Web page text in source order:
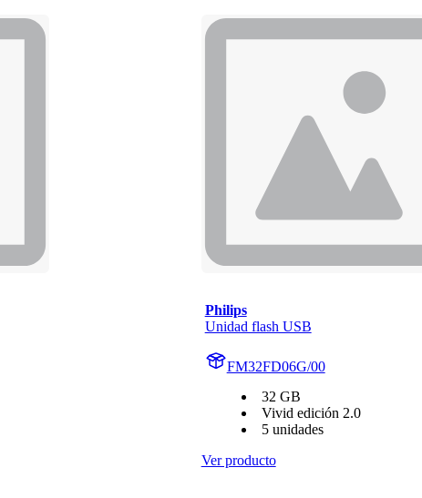
Philips
Unidad flash USB
FM32FD06G/00
32 GB
Vivid edición 2.0
5 unidades
Ver producto